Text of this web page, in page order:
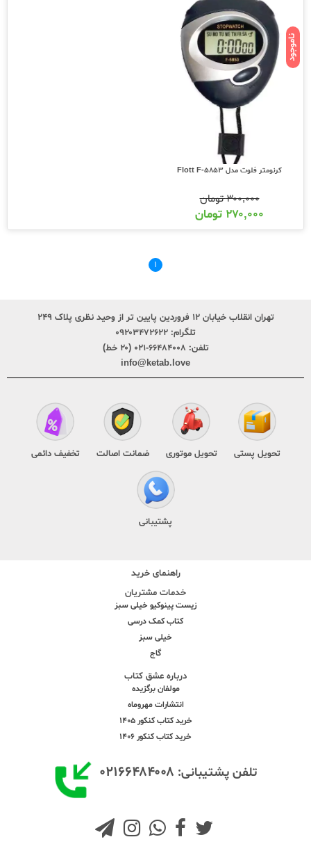
ناموجود
کرنومتر فلوت مدل Flott F-5853
۳۰۰,۰۰۰تومان
۲۷۰,۰۰۰ تومان
۱
تهران انقلاب خیابان ۱۲ فروردین پایین تر از وحید نظری پلاک ۲۴۹
تلگرام: ۰۹۲۰۳۴۷۲۶۲۲
تلفن: ۶۶۴۸۴۰۰۸-۰۲۱ (۲۰ خط)
info@ketab.love
تحویل پستی تحویل موتوری ضمانت اصالت تخفیف دائمی
پشتیبانی
راهنمای خرید
خدمات مشتریان
زیست پینوکیو خیلی سبز
کتاب کمک درسی
خیلی سبز
گاج
درباره عشق کتاب
مولفان برگزیده
انتشارات مهروماه
خرید کتاب کنکور 1405
خرید کتاب کنکور 1406
تلفن پشتیبانی: ۰۲۱۶۶۴۸۴۰۰۸